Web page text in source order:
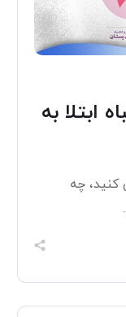
ابتلا به
چه